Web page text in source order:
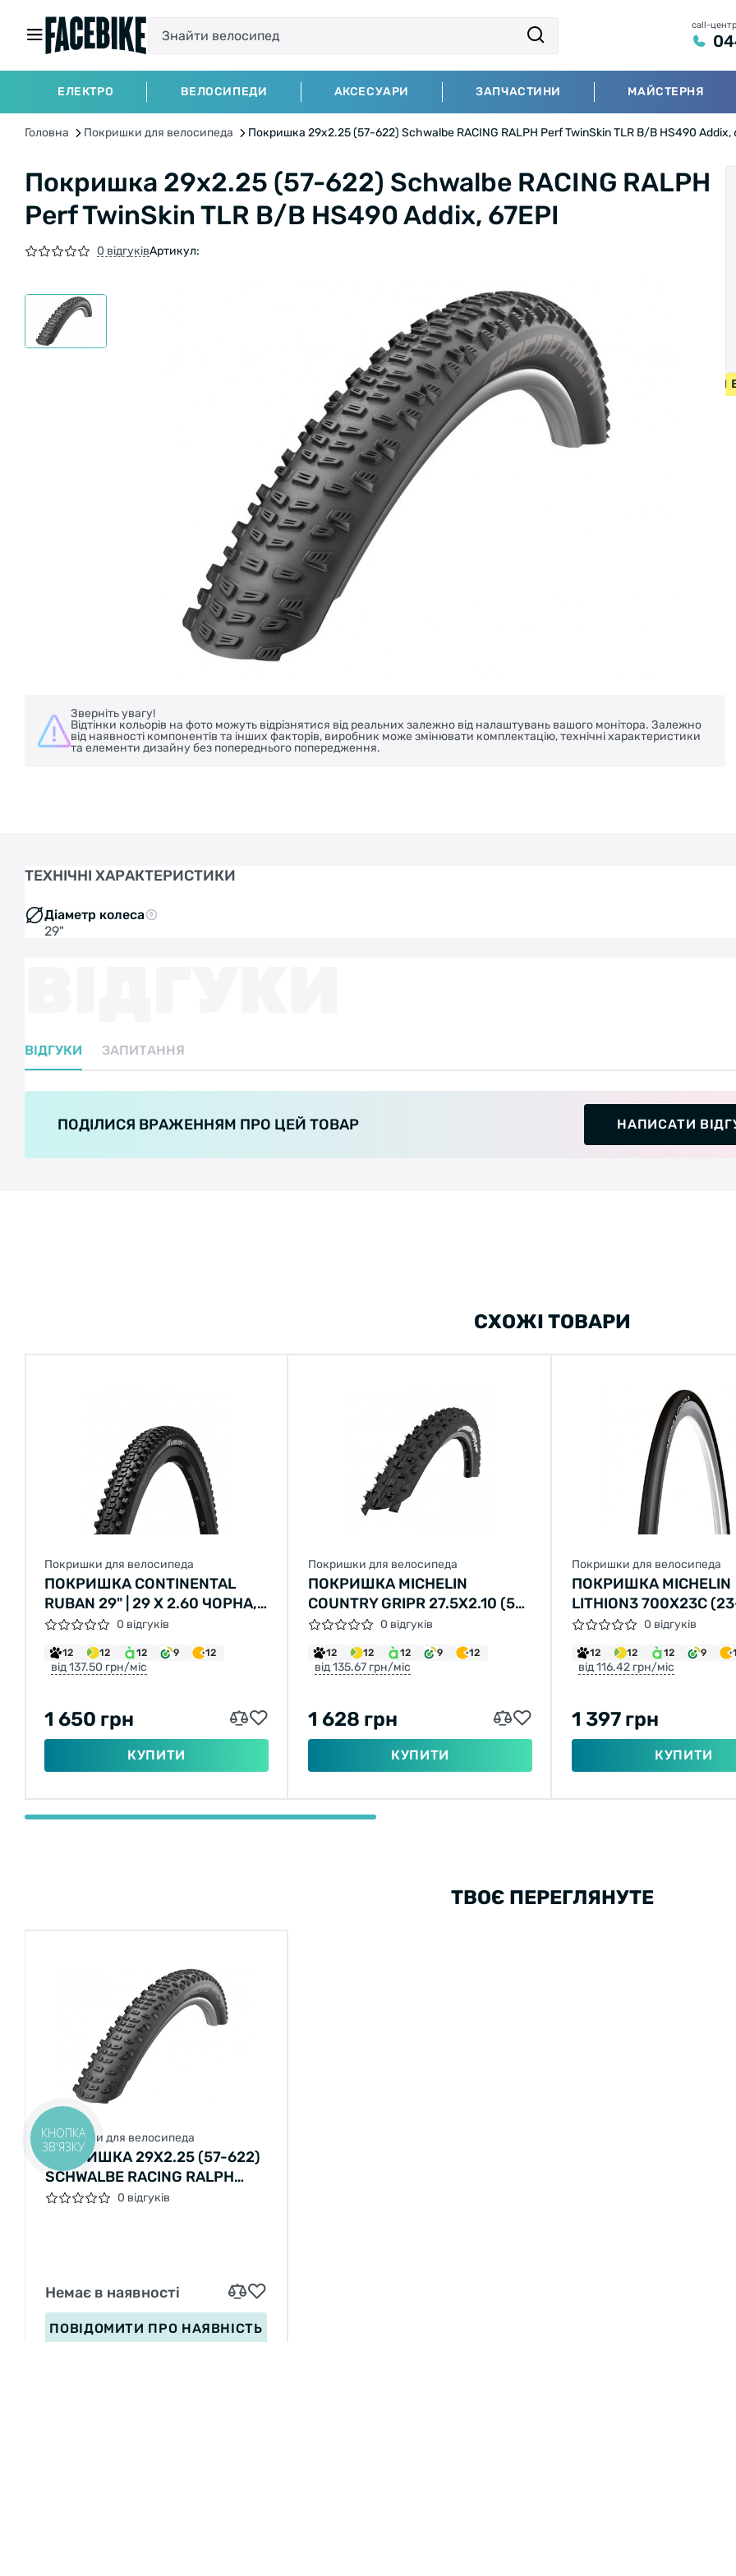
call-
ЕЛЕКТРО ВЕЛОСИПЕДИ АКСЕСУАРИ ЗАПЧАСТИНИ МАЙСТЕРНЯ
Головна Покришки для велосипеда Покришка 29x2.25 (57-622) Schwalbe RACING RALPH Perf TwinSkin TLR B/B HS490 Addix,
Покришка 29x2.25 (57-622) Schwalbe RACING RALPH
Perf TwinSkin TLR B/B HS490 Addix, 67EPI
0 відгуківАртикул:
Зверніть увагу!
Відтінки кольорів на фото можуть відрізнятися від реальних залежно від налаштувань вашого монітора. Залежно
від наявності компонентів та інших факторів, виробник може змінювати комплектацію, технічні характеристики
та елементи дизайну без попереднього попередження.
БЕЗКОШТОВНА ДОСТАВКА НА ВЕЛОСИПЕДИ ВІД 2000 ГРН • БЕЗКОШТОВНА ДОСТАВКА НА
ТЕХНІЧНІ ХАРАКТЕРИСТИКИ
Діаметр колеса
29"
ВІДГУКИ ЗАПИТАННЯ
ПОДІЛИСЯ ВРАЖЕННЯМ ПРО ЦЕЙ ТОВАР НАПИСАТИ
СХОЖІ ТОВАРИ
Покришки для велосипеда
ПОКРИШКА CONTINENTAL
RUBAN 29" | 29 X 2.60 ЧОРНА,
НЕ СКЛАДНА0 відгуків
12 12 12 9 12
від 137.50 грн/міс
1 650 грн
КУПИТИ
Покришки для велосипеда
ПОКРИШКА MICHELIN
COUNTRY GRIPR 27.5X2.10 (54-
584) 30TPI 695G
0 відгуків
12 12 12 9 12
від 135.67 грн/міс
1 628 грн
КУПИТИ
Покришки для велосипеда
ПОКРИШКА MICHELIN
LITHION3 700X23C
60TPI СКЛАДНІ 225G
0 відгуків
12 12 12 9
від 116.42 грн/міс
1 397 грн
КУПИТИ
ТВОЄ ПЕРЕГЛЯНУТЕ
Покришки для велосипеда
ПОКРИШКА 29X2.25 (57-622)
SCHWALBE RACING RALPH
PERF TWINSKIN TLR B/B
0 відгуків
Немає в наявності
ПОВІДОМИТИ ПРО НАЯВНІСТЬ
КНОПКА
ЗВ'ЯЗКУ